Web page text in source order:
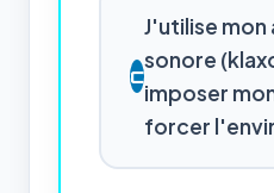
C
J'utilise
sonore
imposer
forcer